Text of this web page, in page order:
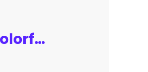
Pattern wall of pile colorful retro television (TV) - vintage filter effect style.